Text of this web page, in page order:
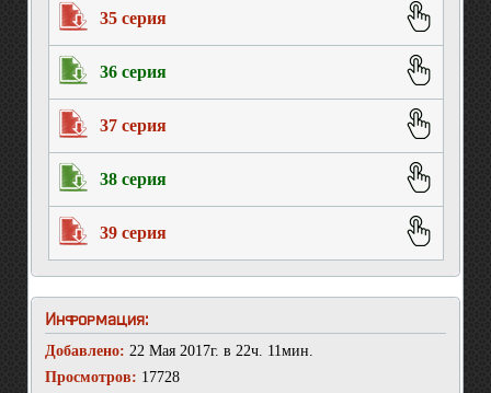
35 серия
36 серия
37 серия
38 серия
39 серия
Информация:
Добавлено: 22 Мая 2017г. в 22ч. 11мин.
Просмотров: 17728